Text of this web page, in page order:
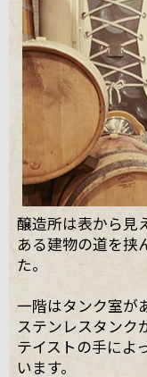
醸造所は表から見
ある建物の道を挟
た。
一階はタンク室が
ステンレスタンク
テイストの手によ
います。